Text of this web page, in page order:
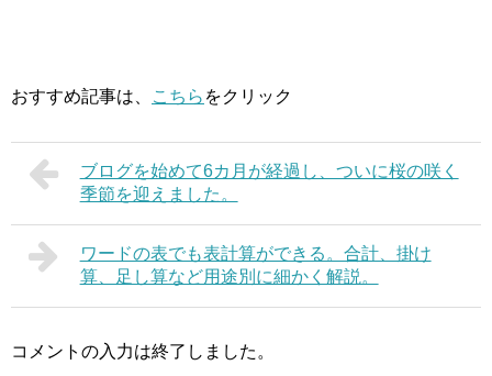
おすすめ記事は、 こちら をクリック
ブログを始めて6カ月が経過し、ついに桜の咲く
季節を迎えました。
ワードの表でも表計算ができる。合計、掛け
算、足し算など用途別に細かく解説。
コメントの入力は終了しました。